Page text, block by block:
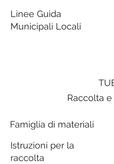
Linee Guida
Municipali Locali
Raccolta
Famiglia di materiali
Istruzioni per la
raccolta